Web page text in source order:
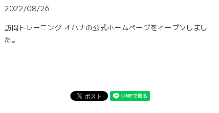
2022/08/26
訪問トレーニング オハナの公式ホームページをオープンしまし
た。